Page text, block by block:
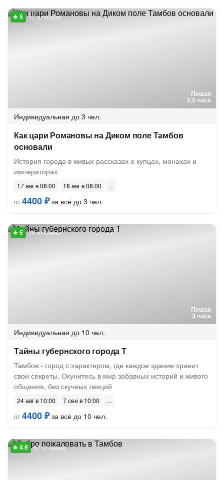
Пешая
2.5 часа
12 отзывов
Индивидуальная до 3 чел.
Как цари Романовы на Диком поле Тамбов
основали
История города в живых рассказах о купцах, монахах и
императорах
17 авг в 08:00
18 авг в 08:00
от4400 ₽за всё до 3 чел.
Пешая
3 часа
16 отзывов
Индивидуальная до 10 чел.
Тайны губернского города Т
Тамбов - город с характером, где каждое здание хранит
свои секреты. Окунитесь в мир забавных историй и живого
общения, без скучных лекций
24 авг в 10:00
7 сен в 10:00
от4400 ₽за всё до 10 чел.
67 отзывов